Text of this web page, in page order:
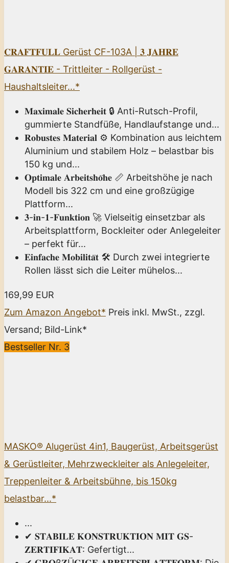
𝐂𝐑𝐀𝐅𝐓𝐅𝐔𝐋𝐋 Gerüst CF-103A | 𝟑 𝐉𝐀𝐇𝐑𝐄
𝐆𝐀𝐑𝐀𝐍𝐓𝐈𝐄 - Trittleiter - Rollgerüst -
Haushaltsleiter...*
𝐌𝐚𝐱𝐢𝐦𝐚𝐥𝐞 𝐒𝐢𝐜𝐡𝐞𝐫𝐡𝐞𝐢𝐭 🔒 Anti-Rutsch-Profil,
gummierte Standfüße, Handlaufstange und...
𝐑𝐨𝐛𝐮𝐬𝐭𝐞𝐬 𝐌𝐚𝐭𝐞𝐫𝐢𝐚𝐥 ⚙️ Kombination aus leichtem
Aluminium und stabilem Holz – belastbar bis
150 kg und...
𝐎𝐩𝐭𝐢𝐦𝐚𝐥𝐞 𝐀𝐫𝐛𝐞𝐢𝐭𝐬𝐡𝐨̈𝐡𝐞 📏 Arbeitshöhe je nach
Modell bis 322 cm und eine großzügige
Plattform...
𝟑-𝐢𝐧-𝟏-𝐅𝐮𝐧𝐤𝐭𝐢𝐨𝐧 🚀 Vielseitig einsetzbar als
Arbeitsplattform, Bockleiter oder Anlegeleiter
– perfekt für...
𝐄𝐢𝐧𝐟𝐚𝐜𝐡𝐞 𝐌𝐨𝐛𝐢𝐥𝐢𝐭𝐚̈𝐭 🛠️ Durch zwei integrierte
Rollen lässt sich die Leiter mühelos...
169,99 EUR
Zum Amazon Angebot* Preis inkl. MwSt., zzgl.
Versand; Bild-Link*
Bestseller Nr. 3
MASKO® Alugerüst 4in1, Baugerüst, Arbeitsgerüst
& Gerüstleiter, Mehrzweckleiter als Anlegeleiter,
Treppenleiter & Arbeitsbühne, bis 150kg
belastbar...*
...
✔ 𝐒𝐓𝐀𝐁𝐈𝐋𝐄 𝐊𝐎𝐍𝐒𝐓𝐑𝐔𝐊𝐓𝐈𝐎𝐍 𝐌𝐈𝐓 𝐆𝐒-
𝐙𝐄𝐑𝐓𝐈𝐅𝐈𝐊𝐀𝐓: Gefertigt...